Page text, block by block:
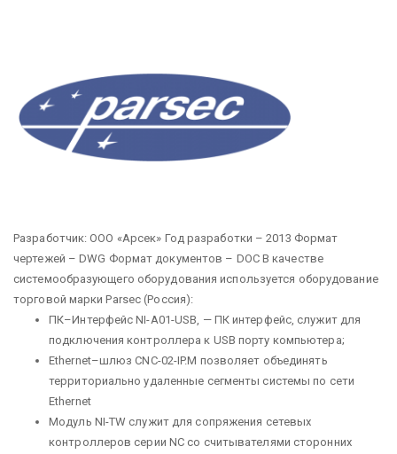
Разработчик: ООО «Арсек» Год разработки – 2013 Формат
чертежей – DWG Формат документов – DOC В качестве
системообразующего оборудования используется оборудование
торговой марки Parsec (Россия):
ПК–Интерфейс NI-A01-USB, — ПК интерфейс, служит для
подключения контроллера к USB порту компьютера;
Ethernet–шлюз CNC-02-IP.M позволяет объединять
территориально удаленные сегменты системы по сети
Ethernet
Модуль NI-TW служит для сопряжения сетевых
контроллеров серии NC со считывателями сторонних